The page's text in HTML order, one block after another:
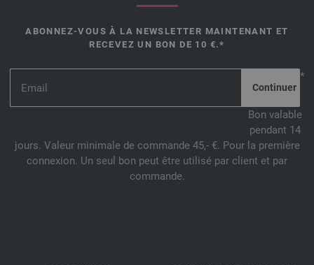
ABONNEZ-VOUS À LA NEWSLETTER MAINTENANT ET
RECEVEZ UN BON DE 10 €.*
*
Bon valable
pendant 14
jours. Valeur minimale de commande 45,- €. Pour la première
connexion. Un seul bon peut être utilisé par client et par
commande.